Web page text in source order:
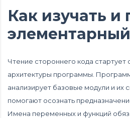
Как изучать и
Чтение стороннего кода
архитектуры программы.
анализирует базовые модули и их
помогают осознать
Имена переменных и функций